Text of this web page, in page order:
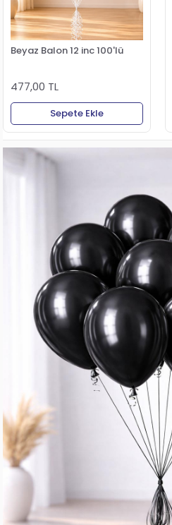
Beyaz Balon 12 inc 100'lü
477,00 TL
Sepete Ekle